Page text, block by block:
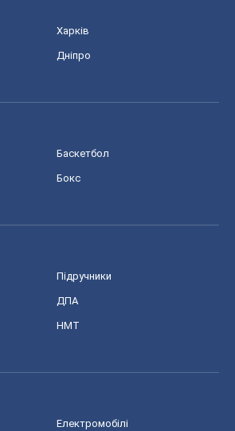
Харків
Дніпро
Баскетбол
Бокс
Підручники
ДПА
НМТ
Електромобілі